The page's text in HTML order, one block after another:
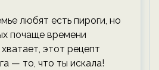
любят есть пироги, но
почаще времени
этот рецепт
— то, что ты искала!